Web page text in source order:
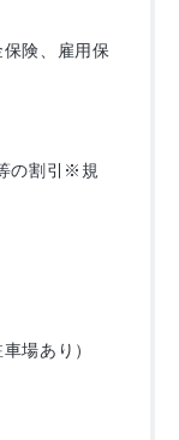
険、雇用保
の割引※規
場あり）